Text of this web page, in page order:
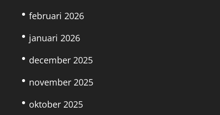
februari 2026
januari 2026
december 2025
november 2025
oktober 2025